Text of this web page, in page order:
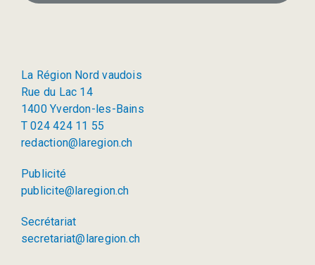
La Région Nord vaudois
Rue du Lac 14
1400 Yverdon-les-Bains
T 024 424 11 55
redaction@laregion.ch
Publicité
publicite@laregion.ch
Secrétariat
secretariat@laregion.ch